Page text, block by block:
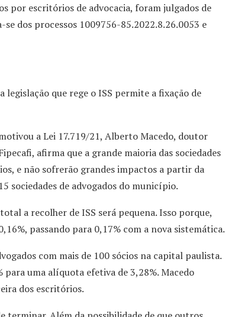
por escritórios de advocacia, foram julgados de
dos processos 1009756-85.2022.8.26.0053 e
que rege o ISS permite a fixação de
a Lei 17.719/21, Alberto Macedo, doutor
afirma que a grande maioria das sociedades
e não sofrerão grandes impactos a partir da
sociedades de advogados do município.
a recolher de ISS será pequena. Isso porque,
passando para 0,17% com a nova sistemática.
com mais de 100 sócios na capital paulista.
para uma alíquota efetiva de 3,28%. Macedo
dos escritórios.